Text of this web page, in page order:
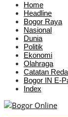
Home
Headline
Bogor Raya
Nasional
Dunia
Politik
Ekonomi
Olahraga
Catatan
Bogor IN E-
Index